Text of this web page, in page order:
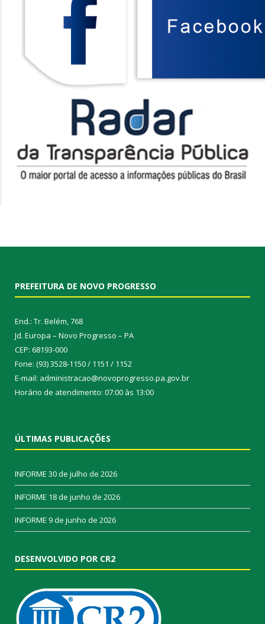
PREFEITURA DE NOVO PROGRESSO
End.: Tr. Belém, 768
Jd. Europa – Novo Progresso – PA
CEP: 68193-000
Fone: (93) 3528-1150 / 1151 / 1152
E-mail: administracao@novoprogresso.pa.gov.br
Horário de atendimento: 07:00 às 13:00
ÚLTIMAS PUBLICAÇÕES
INFORME 30 de julho de 2026
INFORME 18 de junho de 2026
INFORME 9 de junho de 2026
DESENVOLVIDO POR CR2